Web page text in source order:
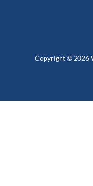
Copyright © 2026